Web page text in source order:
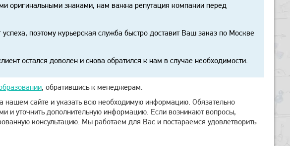
оригинальными знаками, нам важна репутация компании перед
поэтому курьерская служба быстро доставит Ваш заказ по Москве
остался доволен и снова обратился к нам в случае необходимости.
, обратившись к менеджерам.
сайте и указать всю необходимую информацию. Обязательно
и уточнить дополнительную информацию. Если возникают вопросы,
консультацию. Мы работаем для Вас и постараемся удовлетворить